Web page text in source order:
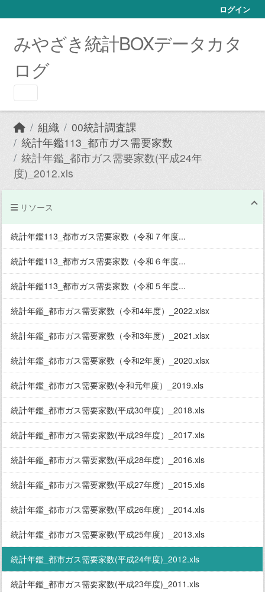
ログイン
みやざき統計BOXデータカタ
ログ
組織
00統計調査課
統計年鑑113_都市ガス需要家数
統計年鑑_都市ガス需要家数(平成24年
度)_2012.xls
リソース
統計年鑑113_都市ガス需要家数（令和７年度...
統計年鑑113_都市ガス需要家数（令和６年度...
統計年鑑113_都市ガス需要家数（令和５年度...
統計年鑑_都市ガス需要家数（令和4年度）_2022.xlsx
統計年鑑_都市ガス需要家数（令和3年度）_2021.xlsx
統計年鑑_都市ガス需要家数（令和2年度）_2020.xlsx
統計年鑑_都市ガス需要家数(令和元年度）_2019.xls
統計年鑑_都市ガス需要家数(平成30年度）_2018.xls
統計年鑑_都市ガス需要家数(平成29年度）_2017.xls
統計年鑑_都市ガス需要家数(平成28年度）_2016.xls
統計年鑑_都市ガス需要家数(平成27年度）_2015.xls
統計年鑑_都市ガス需要家数(平成26年度）_2014.xls
統計年鑑_都市ガス需要家数(平成25年度）_2013.xls
統計年鑑_都市ガス需要家数(平成24年度)_2012.xls
統計年鑑_都市ガス需要家数(平成23年度)_2011.xls